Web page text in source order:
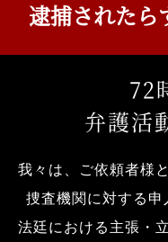
逮捕されたら
72
弁護活
我々は、ご依頼者様
捜査機関に対する申
法廷における主張・